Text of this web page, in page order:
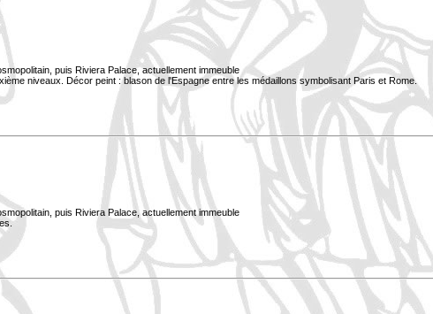
puis Riviera Palace, actuellement immeuble
niveaux. Décor peint : blason de l'Espagne entre les médaillons symbolisant Paris et Rome.
puis Riviera Palace, actuellement immeuble